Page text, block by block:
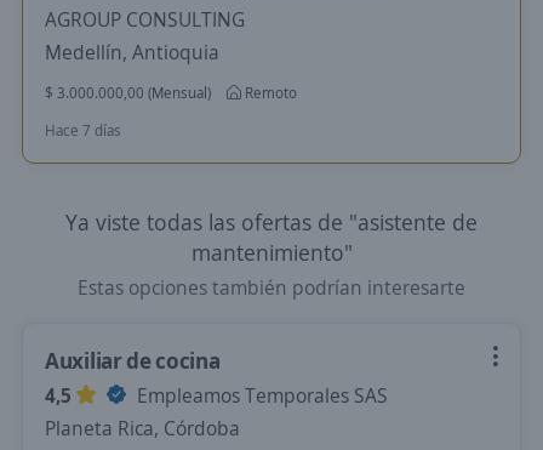
AGROUP CONSULTING
Medellín, Antioquia
$ 3.000.000,00 (Mensual)
Remoto
Hace 7 días
Ya viste todas las ofertas de "asistente de
mantenimiento"
Estas opciones también podrían interesarte
Auxiliar de cocina
4,5
Empleamos Temporales SAS
Planeta Rica, Córdoba